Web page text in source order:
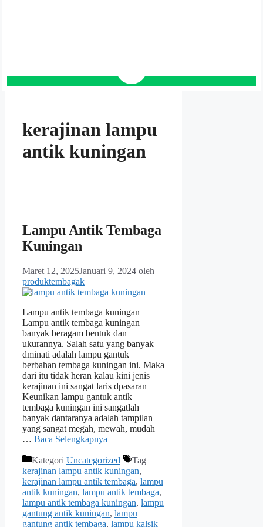
kerajinan lampu
antik kuningan
Lampu Antik Tembaga
Kuningan
Maret 12, 2025Januari 9, 2024 oleh
produktembagak
Lampu antik tembaga kuningan
Lampu antik tembaga kuningan
banyak beragam bentuk dan
ukurannya. Salah satu yang banyak
dminati adalah lampu gantuk
berbahan tembaga kuningan ini. Maka
dari itu tidak heran kalau kini jenis
kerajinan ini sangat laris dpasaran
Keunikan lampu gantuk antik
tembaga kuningan ini sangatlah
banyak dantaranya adalah tampilan
yang sangat megah, mewah, mudah
… Baca Selengkapnya
Kategori Uncategorized
Tag
kerajinan lampu antik kuningan,
kerajinan lampu antik tembaga, lampu
antik kuningan, lampu antik tembaga,
lampu antik tembaga kuningan, lampu
gantung antik kuningan, lampu
gantung antik tembaga, lampu kalsik